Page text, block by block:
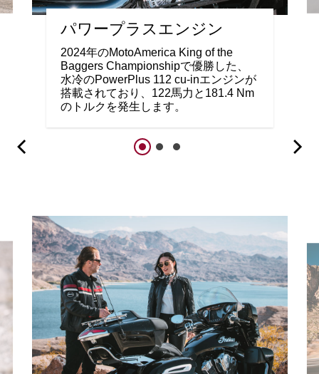
パワープラスエンジン
2024年のMotoAmerica King of the
Baggers Championshipで優勝した、
水冷のPowerPlus 112 cu-inエンジンが
搭載されており、122馬力と181.4 Nm
のトルクを発生します。